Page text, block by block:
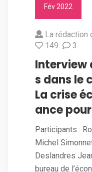
Fév 2022
La rédaction
149
3
Interview
s dans le
La crise
ance
Participants :
Michel
Deslandres
bureau de